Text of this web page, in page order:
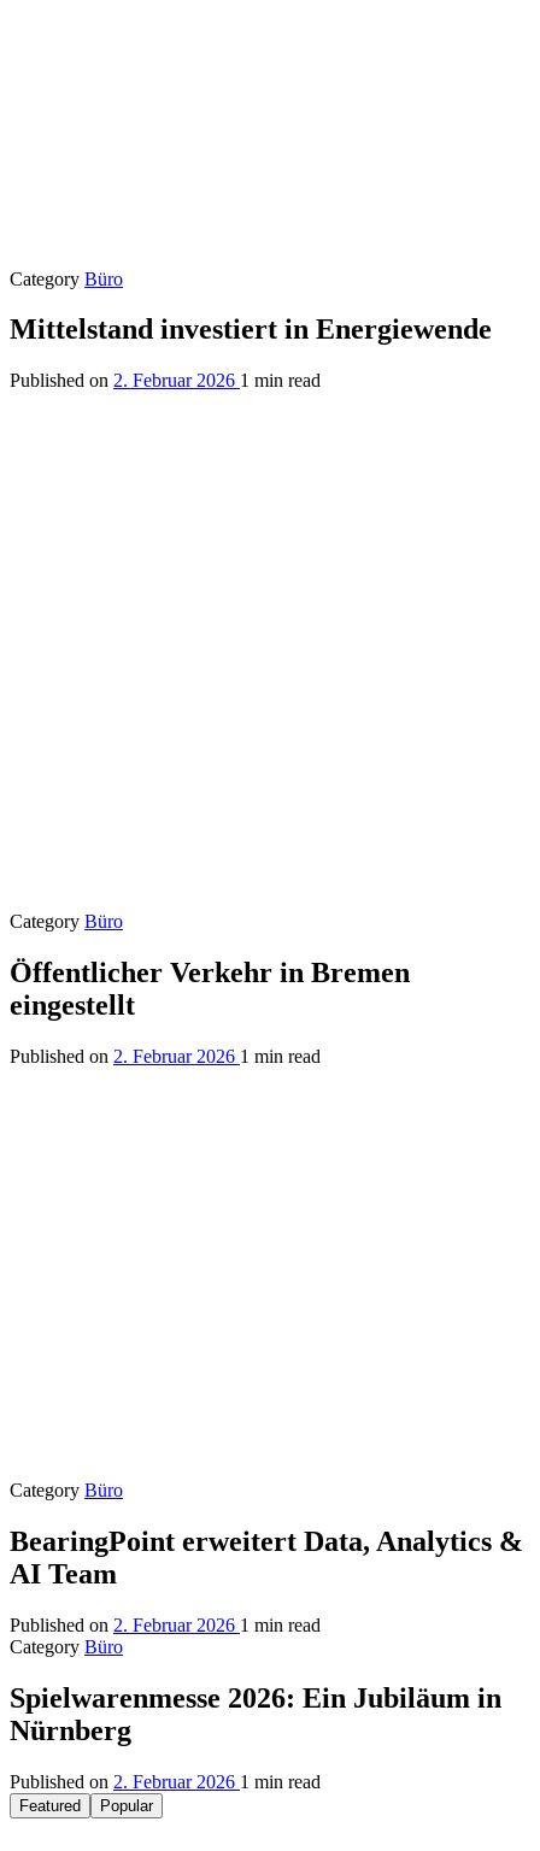
Category Büro
Mittelstand investiert in Energiewende
Published on 2. Februar 2026 1 min read
Category Büro
Öffentlicher Verkehr in Bremen
eingestellt
Published on 2. Februar 2026 1 min read
Category Büro
BearingPoint erweitert Data, Analytics &
AI Team
Published on 2. Februar 2026 1 min read
Category Büro
Spielwarenmesse 2026: Ein Jubiläum in
Nürnberg
Published on 2. Februar 2026 1 min read
Featured Popular